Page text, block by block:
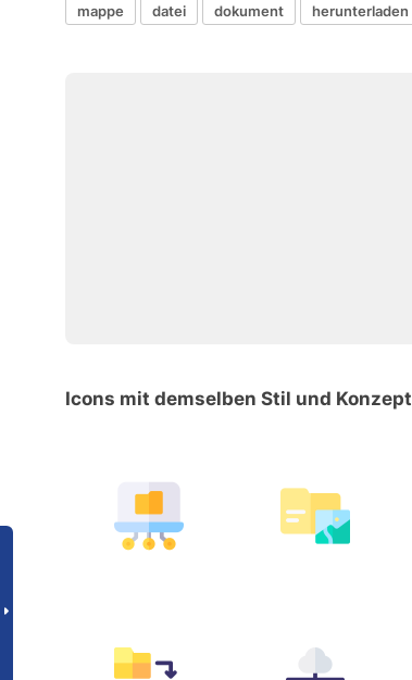
mappe datei dokument herunterladen
Icons mit demselben Stil und Konzept